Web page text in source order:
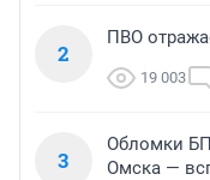
2
ПВО
19 003
3
Обломки
Омска —